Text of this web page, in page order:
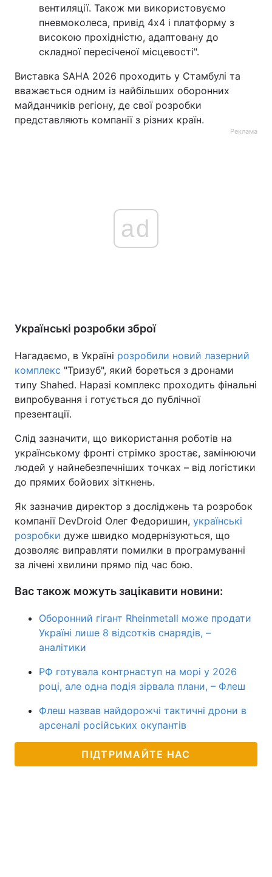
вентиляції. Також ми використовуємо
пневмоколеса, привід 4х4 і платформу з
високою прохідністю, адаптовану до
складної пересіченої місцевості".
Виставка SAHA 2026 проходить у Стамбулі та
вважається одним із найбільших оборонних
майданчиків регіону, де свої розробки
представляють компанії з різних країн.
Реклама
ad
Українські розробки зброї
Нагадаємо, в Україні розробили новий лазерний
комплекс "Тризуб", який бореться з дронами
типу Shahed. Наразі комплекс проходить фінальні
випробування і готується до публічної
презентації.
Слід зазначити, що використання роботів на
українському фронті стрімко зростає, замінюючи
людей у найнебезпечніших точках – від логістики
до прямих бойових зіткнень.
Як зазначив директор з досліджень та розробок
компанії DevDroid Олег Федоришин, українські
розробки дуже швидко модернізуються, що
дозволяє виправляти помилки в програмуванні
за лічені хвилини прямо під час бою.
Вас також можуть зацікавити новини:
Оборонний гігант Rheinmetall може продати
Україні лише 8 відсотків снарядів, –
аналітики
РФ готувала контрнаступ на морі у 2026
році, але одна подія зірвала плани, – Флеш
Флеш назвав найдорожчі тактичні дрони в
арсеналі російських окупантів
ПІДТРИМАЙТЕ НАС